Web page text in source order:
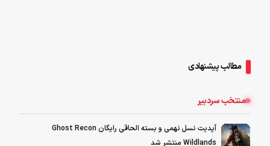
مطالب پیشنهادی
منتخب سردبیر
آپدیت نسل نهمی و بسته الحاقی رایگان Ghost Recon
Wildlands منتشر شد